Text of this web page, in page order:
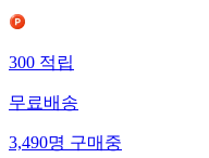
300적립
무료배송
3,490명구매중